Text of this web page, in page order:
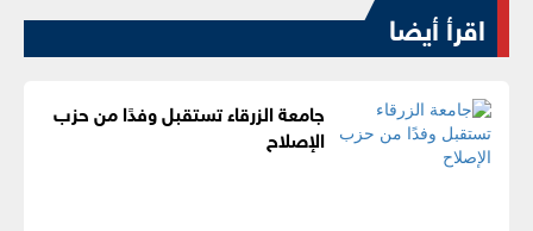
اقرأ أيضا
جامعة الزرقاء تستقبل وفدًا من حزب
الإصلاح